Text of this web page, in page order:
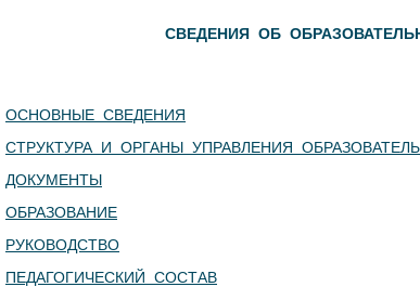
СВЕДЕНИЯ ОБ
ОСНОВНЫЕ СВЕДЕНИЯ
СТРУКТУРА И ОРГАНЫ УПРАВЛЕНИЯ
ДОКУМЕНТЫ
ОБРАЗОВАНИЕ
РУКОВОДСТВО
ПЕДАГОГИЧЕСКИЙ СОСТАВ